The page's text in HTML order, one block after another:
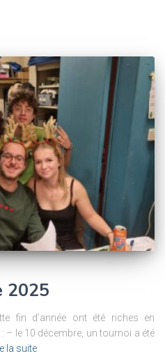
2025
fin d’année ont été riches en
– le 10 décembre, un tournoi a été
la suite